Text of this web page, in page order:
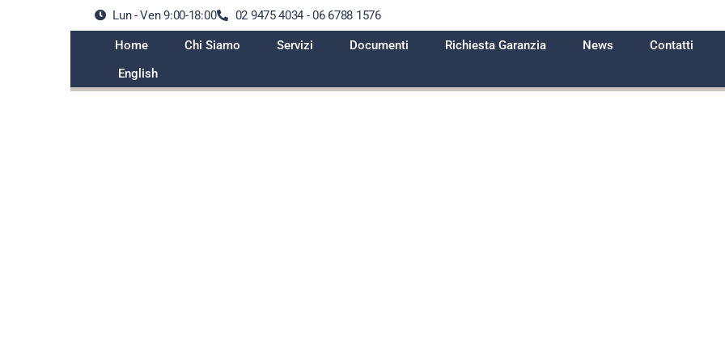
Lun - Ven 9:00-18:00 02 9475 4034 - 06 6788 1576
Home Chi Siamo Servizi Documenti Richiesta Garanzia News
Contatti
English